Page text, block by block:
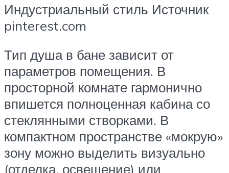
Индустриальный стиль Источник
pinterest.com
Тип душа в бане зависит от
параметров помещения. В
просторной комнате гармонично
впишется полноценная кабина со
стеклянными створками. В
компактном пространстве «мокрую»
зону можно выделить визуально
(отделка, освещение) или